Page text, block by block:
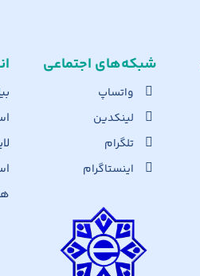
شبکه‌های اجت​ماعی
واتساپ
لینکدین
تلگرام
اینستاگرام